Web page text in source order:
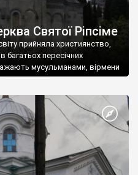
Святої Ріпсіме
прийняла християнство,
багатьох пересічних
мусульманами, вірмени